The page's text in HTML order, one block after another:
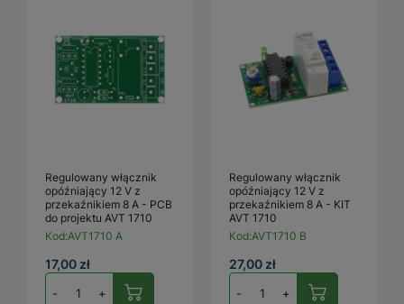
Regulowany włącznik
opóźniający 12 V z
przekaźnikiem 8 A - PCB
do projektu AVT 1710
Kod:AVT1710 A
17,00 zł
- +
Regulowany włącznik
opóźniający 12 V z
przekaźnikiem 8 A - KIT
AVT 1710
Kod:AVT1710 B
27,00 zł
- +